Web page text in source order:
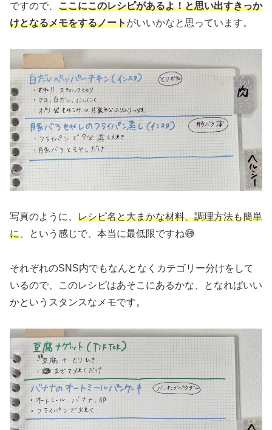
ですので、 ここにこのレシピがあるよ！と思い出すきっか
けとなるメモをするノートがいいかなと思っています。
写真のように、 レシピ名と大まかな材料、調理方法も簡単
に 、という感じで、本当に最低限ですね😅
それぞれのSNS内でもなんとなくカテゴリー分けをして
いるので、このレシピはあそこにあるかな、となればいい
かというスタンスなメモです。